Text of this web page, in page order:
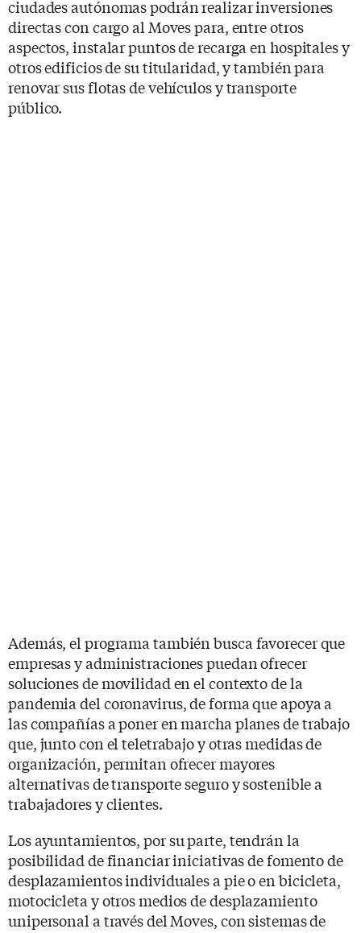
ciudades autónomas podrán realizar inversiones
directas con cargo al Moves para, entre otros
aspectos, instalar puntos de recarga en hospitales y
otros edificios de su titularidad, y también para
renovar sus flotas de vehículos y transporte
público.
Además, el programa también busca favorecer que
empresas y administraciones puedan ofrecer
soluciones de movilidad en el contexto de la
pandemia del coronavirus, de forma que apoya a
las compañías a poner en marcha planes de trabajo
que, junto con el teletrabajo y otras medidas de
organización, permitan ofrecer mayores
alternativas de transporte seguro y sostenible a
trabajadores y clientes.
Los ayuntamientos, por su parte, tendrán la
posibilidad de financiar iniciativas de fomento de
desplazamientos individuales a pie o en bicicleta,
motocicleta y otros medios de desplazamiento
unipersonal a través del Moves, con sistemas de